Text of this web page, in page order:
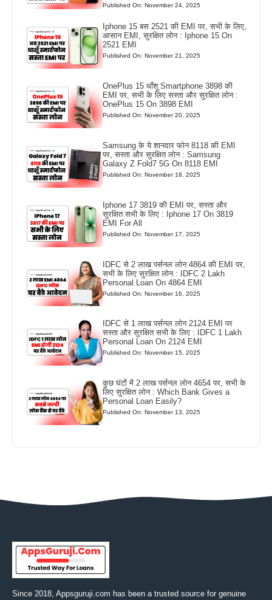
Published On: November 24, 2025
Iphone 15 बस 2521 की EMI पर, सभी के लिए,
आसान EMI, सुरक्षित लोन : Iphone 15 On
2521 EMI
Published On: November 21, 2025
OnePlus 15 धाँशू Smartphone 3898 की
EMI पर, सभी के लिए सस्ता और सुरक्षित लोन :
OnePlus 15 On 3898 EMI
Published On: November 20, 2025
Samsung के ये शानदार फोन 8118 की EMI
पर, सस्ता और सुरक्षित लोन : Samsung
Galaxy Z Fold7 5G On 8118 EMI
Published On: November 18, 2025
Iphone 17 3819 की EMI पर, सस्ता और
सुरक्षित सभी के लिए : Iphone 17 On 3819
EMI For All
Published On: November 17, 2025
IDFC से 2 लाख पर्सनल लोन 4864 की EMI पर,
सभी के लिए सुरक्षित लोन : IDFC 2 Lakh
Personal Loan On 4864 EMI
Published On: November 16, 2025
IDFC से 1 लाख पर्सनल लोन 2124 EMI पर
सस्ता और सुरक्षित सभी के लिए : IDFC 1 Lakh
Personal Loan On 2124 EMI
Published On: November 15, 2025
कुछ घंटों में 2 लाख पर्सनल लोन 4654 पर, सभी के
लिए सुरक्षित लोन : Which Bank Gives a
Personal Loan Easily?
Published On: November 13, 2025
Since 2018, Appsguruji.com has been a trusted source for genuine